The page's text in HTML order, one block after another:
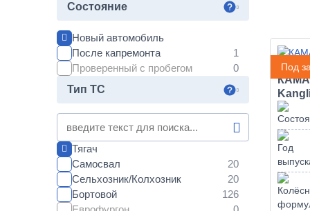
Состояние
Новый автомобиль
После капремонта
Проверенный с пробегом
Тип ТС
Тягач
Самосвал
Сельхозник/Колхозник
Бортовой
Под